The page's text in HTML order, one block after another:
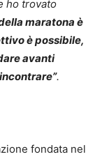
ho trovato
maratona è
è possibile,
avanti
.
fondata nel